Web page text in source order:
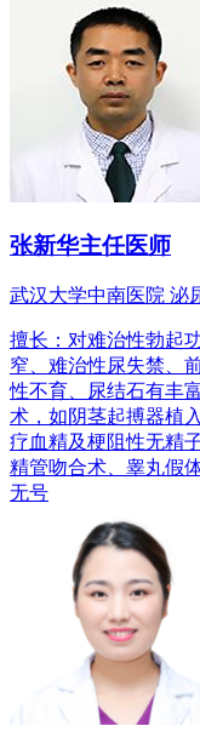
张新华主任医师
武汉大学中南医院 泌
擅长：对难治性勃起
窄、难治性尿失禁、
性不育、尿结石有丰
术，如阴茎起搏器植
疗血精及梗阻性无精
精管吻合术、睾丸假
无号